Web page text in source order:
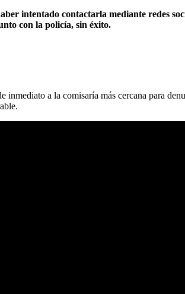
intentado contactarla mediante redes
con la policía, sin éxito.
inmediato a la comisaría más cercana para